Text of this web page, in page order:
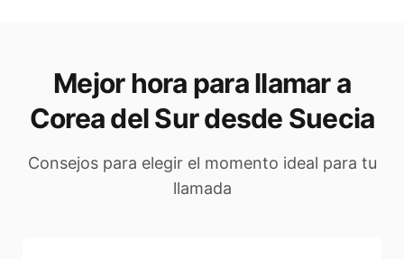
Mejor hora para llamar a
Corea del Sur desde Suecia
Consejos para elegir el momento ideal para tu
llamada